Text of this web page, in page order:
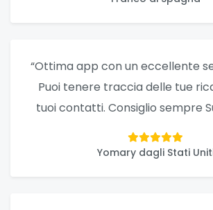
“Ottima app con un eccellente
Puoi tenere traccia delle tue
tuoi contatti. Consiglio sempre
Yomary dagli Stati